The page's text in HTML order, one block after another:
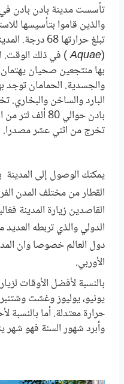
تأسست مدينة بادن بادن في
والذين قاموا بتأسيسها
تبلغ حرارتها
(
Aquae ) في ذلك الوقت.
بها منتجعين صحيان يهتمان
والجسدية. الحمامان توجد
البارد والساخن والبخاري.
بادن حوالي 80
تخرج من اثني عشر مصدرا.
يمكنك الوصول إلى المدينة
القطار من مختلف المدن
القاصدين زيارة المدينة
الدولي والذي تربطه
دول العالم خصوصا وان
الأوربي.
بالنسبة لأفضل الأوقات
يونيو، يوليوز وغشت
حرارة معتدلة. أما
وأبرد شهور السنة فهو شهر